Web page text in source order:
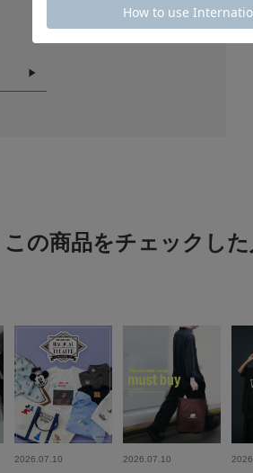
この商品をチェックし
2026.07.10 2026.07.10